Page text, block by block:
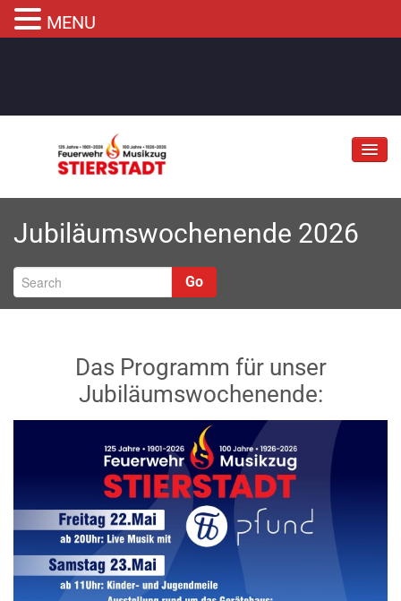
Jubiläum
Abteilungen
Informationen
Fahrzeuge
Kontakt
Jubiläumswochenende 2026
Go
Das Programm für unser
Jubiläumswochenende:
MENU